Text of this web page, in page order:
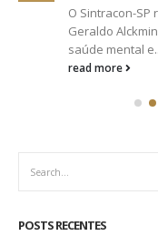
O Sintracon-
Geraldo
saúde mental
read more
POSTS RECENTES